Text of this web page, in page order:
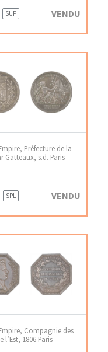
SUP VENDU
Préfecture de la
Gatteaux, s.d. Paris
SPL VENDU
Compagnie des
l’Est, 1806 Paris